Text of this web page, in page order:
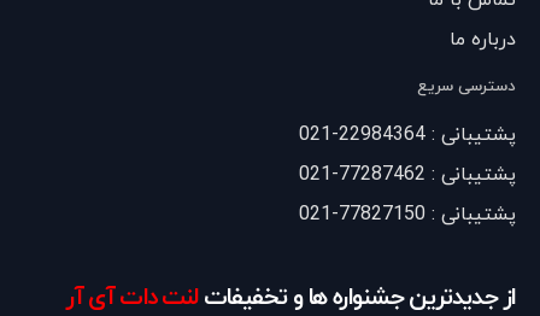
درباره ما
دسترسی سریع
پشتیبانی : 22984364-021
پشتیبانی : 77287462-021
پشتیبانی : 77827150-021
از جدیدترین جشنواره ها و تخفیفاتلنت دات آی آر